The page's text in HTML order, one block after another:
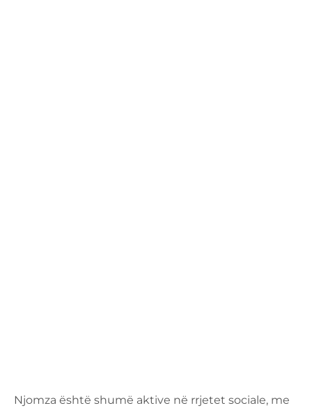
Njomza është shumë aktive në rrjetet sociale, me